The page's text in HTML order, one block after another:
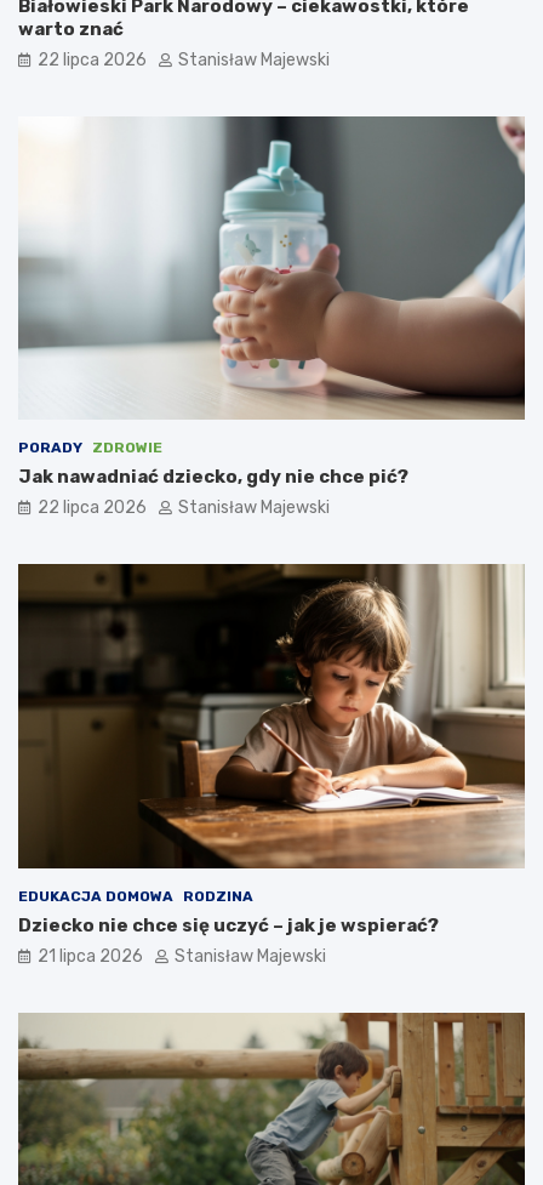
Białowieski Park Narodowy – ciekawostki, które
warto znać
22 lipca 2026 Stanisław Majewski
PORADY ZDROWIE
Jak nawadniać dziecko, gdy nie chce pić?
22 lipca 2026 Stanisław Majewski
EDUKACJA DOMOWA RODZINA
Dziecko nie chce się uczyć – jak je wspierać?
21 lipca 2026 Stanisław Majewski